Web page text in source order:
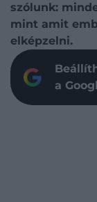
szólunk:
mint amit
elképzelni.
a